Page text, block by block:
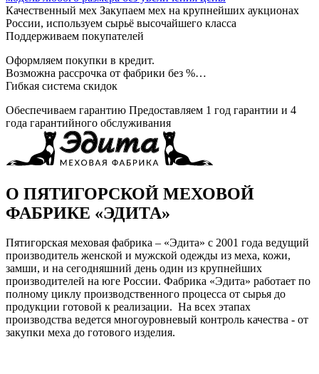
Качественный мех Закупаем мех на крупнейших аукционах
России, используем сырьё высочайшего класса
Поддерживаем покупателей
Оформляем покупки в кредит.
Возможна рассрочка от фабрики без %…
Гибкая система скидок
Обеспечиваем гарантию Предоставляем 1 год гарантии и 4
года гарантийного обслуживания
О ПЯТИГОРСКОЙ МЕХОВОЙ
ФАБРИКЕ «ЭДИТА»
Пятигорская меховая фабрика – «Эдита» с 2001 года ведущий
производитель женской и мужской одежды из меха, кожи,
замши, и на сегодняшний день один из крупнейших
производителей на юге России. Фабрика «Эдита» работает по
полному циклу производственного процесса от сырья до
продукции готовой к реализации. На всех этапах
производства ведется многоуровневый контроль качества - от
закупки меха до готового изделия.